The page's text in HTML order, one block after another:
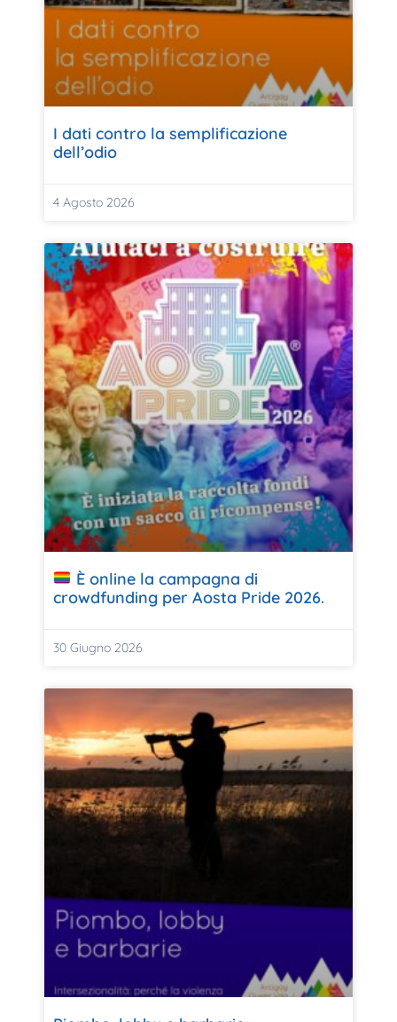
I dati contro la semplificazione
dell’odio
4 Agosto 2026
È online la campagna di
crowdfunding per Aosta Pride 2026.
30 Giugno 2026